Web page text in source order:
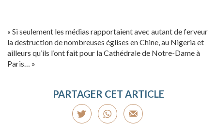
« Si seulement les médias rapportaient avec autant de ferveur
la destruction de nombreuses églises en Chine, au Nigeria et
ailleurs qu’ils l’ont fait pour la Cathédrale de Notre-Dame à
Paris… »
PARTAGER CET ARTICLE